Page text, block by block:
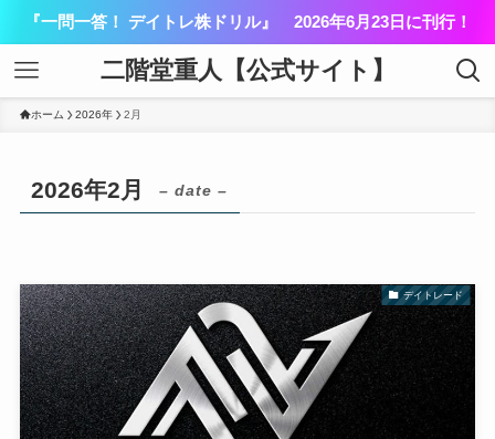
『一問一答！ デイトレ株ドリル』 2026年6月23日に刊行！
二階堂重人【公式サイト】
ホーム 2026年 2月
2026年2月 – date –
デイトレード